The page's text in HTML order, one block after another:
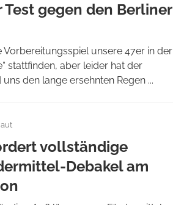
Test gegen den Berliner
unsere 47er in der
stattfinden, aber leider hat der
den lange ersehnten Regen ...
vollständige
Debakel am